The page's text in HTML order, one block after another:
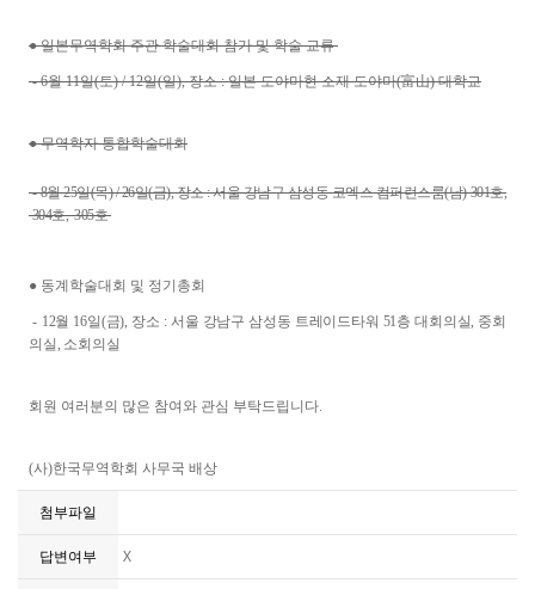
● 일본무역학회 주관 학술대회 참가 및 학술 교류
- 6월 11일(토) / 12일(일), 장소 : 일본 도야마현 소재 도야마(富山) 대학교
● 무역학자 통합학술대회
-8월 25일(목) / 26일(금), 장소 : 서울 강남구 삼성동 코엑스 컴퍼런스룸(남) 301호,
304호, 305호
● 동계학술대회 및 정기총회
- 12월 16일(금), 장소 : 서울 강남구 삼성동 트레이드타워 51층 대회의실, 중회
의실, 소회의실
회원 여러분의 많은 참여와 관심 부탁드립니다.
(사)한국무역학회 사무국 배상
첨부파일
답변여부 X